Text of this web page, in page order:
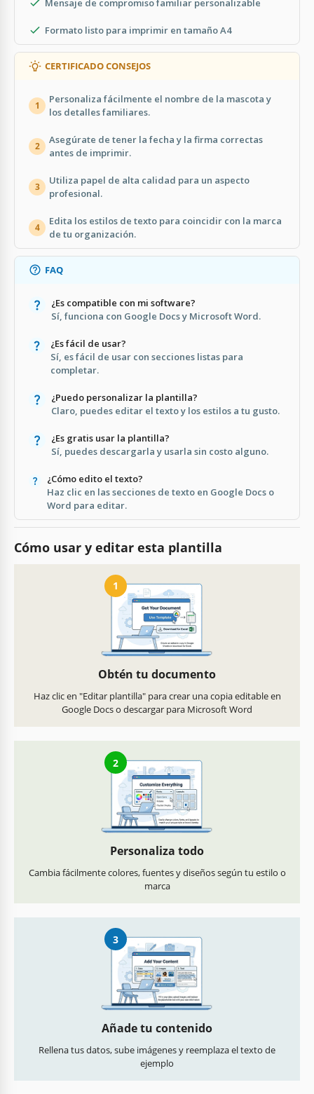
Formato listo para imprimir en tamaño A4
CERTIFICADO CONSEJOS
1
Personaliza fácilmente el nombre de la mascota y
los detalles familiares.
2
Asegúrate de tener la fecha y la firma correctas
antes de imprimir.
3
Utiliza papel de alta calidad para un aspecto
profesional.
4
Edita los estilos de texto para coincidir con la marca
de tu organización.
FAQ
¿Es compatible con mi software?
Sí, funciona con Google Docs y Microsoft Word.
¿Es fácil de usar?
Sí, es fácil de usar con secciones listas para
completar.
¿Puedo personalizar la plantilla?
Claro, puedes editar el texto y los estilos a tu gusto.
¿Es gratis usar la plantilla?
Sí, puedes descargarla y usarla sin costo alguno.
¿Cómo edito el texto?
Haz clic en las secciones de texto en Google Docs o
Word para editar.
Cómo usar y editar esta plantilla
1
Obtén tu documento
Haz clic en "Editar plantilla" para crear una copia editable en
Google Docs o descargar para Microsoft Word
2
Personaliza todo
Cambia fácilmente colores, fuentes y diseños según tu estilo o
marca
3
Añade tu contenido
Rellena tus datos, sube imágenes y reemplaza el texto de
ejemplo